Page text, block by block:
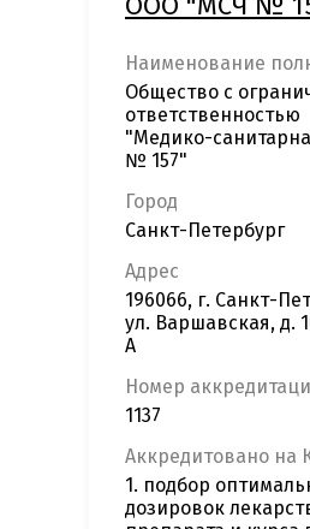
Наименование
Общество с
ответственностью
"Медико-
№ 157"
Город
Санкт-Петербург
Адрес
196066, г. Санкт-
ул. Варшавская, д.
А
Номер
1137
Аккредитовано на
1. подбор
дозировок